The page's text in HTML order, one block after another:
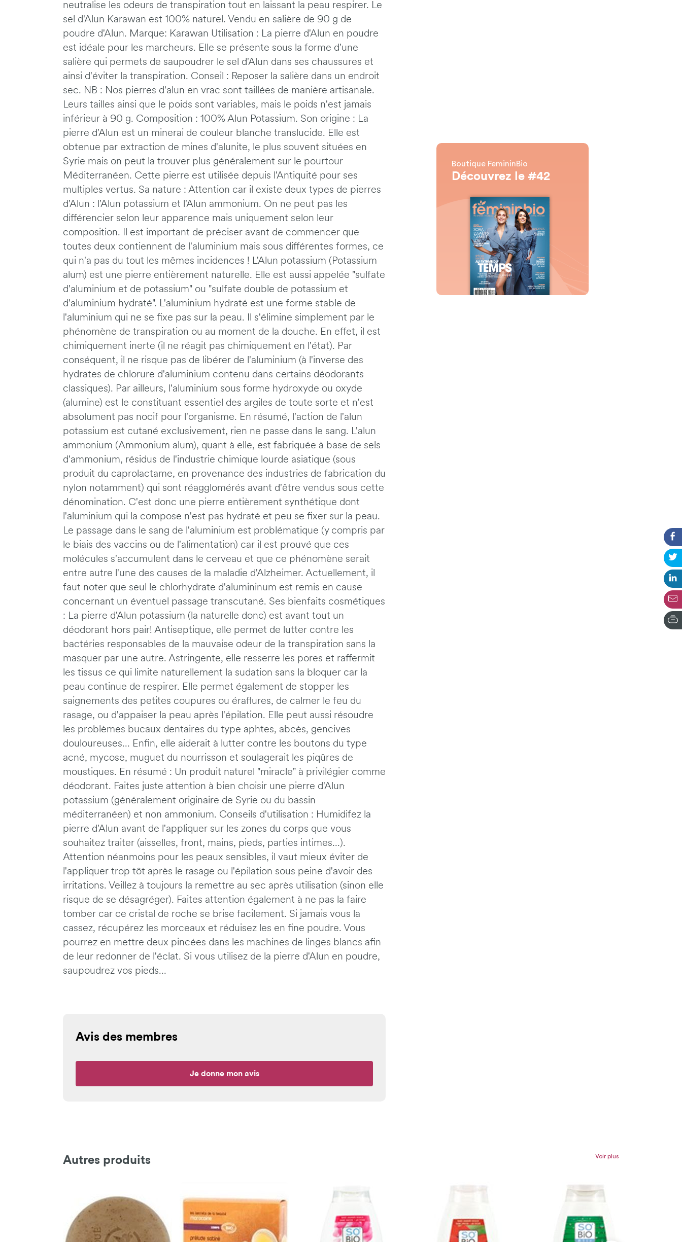
Boutique FemininBio
Découvrez le #42
neutralise les odeurs de transpiration tout en laissant la peau respirer. Le
sel d'Alun Karawan est 100% naturel. Vendu en salière de 90 g de
poudre d'Alun. Marque: Karawan Utilisation : La pierre d'Alun en poudre
est idéale pour les marcheurs. Elle se présente sous la forme d'une
salière qui permets de saupoudrer le sel d'Alun dans ses chaussures et
ainsi d'éviter la transpiration. Conseil : Reposer la salière dans un endroit
sec. NB : Nos pierres d'alun en vrac sont taillées de manière artisanale.
Leurs tailles ainsi que le poids sont variables, mais le poids n'est jamais
inférieur à 90 g. Composition : 100% Alun Potassium. Son origine : La
pierre d'Alun est un minerai de couleur blanche translucide. Elle est
obtenue par extraction de mines d'alunite, le plus souvent situées en
Syrie mais on peut la trouver plus généralement sur le pourtour
Méditerranéen. Cette pierre est utilisée depuis l'Antiquité pour ses
multiples vertus. Sa nature : Attention car il existe deux types de pierres
d'Alun : l'Alun potassium et l'Alun ammonium. On ne peut pas les
différencier selon leur apparence mais uniquement selon leur
composition. Il est important de préciser avant de commencer que
toutes deux contiennent de l'aluminium mais sous différentes formes, ce
qui n'a pas du tout les mêmes incidences ! L'Alun potassium (Potassium
alum) est une pierre entièrement naturelle. Elle est aussi appelée "sulfate
d'aluminium et de potassium" ou "sulfate double de potassium et
d'aluminium hydraté". L'aluminium hydraté est une forme stable de
l'aluminium qui ne se fixe pas sur la peau. Il s'élimine simplement par le
phénomène de transpiration ou au moment de la douche. En effet, il est
chimiquement inerte (il ne réagit pas chimiquement en l'état). Par
conséquent, il ne risque pas de libérer de l'aluminium (à l'inverse des
hydrates de chlorure d'aluminium contenu dans certains déodorants
classiques). Par ailleurs, l'aluminium sous forme hydroxyde ou oxyde
(alumine) est le constituant essentiel des argiles de toute sorte et n'est
absolument pas nocif pour l'organisme. En résumé, l'action de l'alun
potassium est cutané exclusivement, rien ne passe dans le sang. L'alun
ammonium (Ammonium alum), quant à elle, est fabriquée à base de sels
d'ammonium, résidus de l'industrie chimique lourde asiatique (sous
produit du caprolactame, en provenance des industries de fabrication du
nylon notamment) qui sont réagglomérés avant d'être vendus sous cette
dénomination. C'est donc une pierre entièrement synthétique dont
l'aluminium qui la compose n'est pas hydraté et peu se fixer sur la peau.
Le passage dans le sang de l'aluminium est problématique (y compris par
le biais des vaccins ou de l'alimentation) car il est prouvé que ces
molécules s'accumulent dans le cerveau et que ce phénomène serait
entre autre l'une des causes de la maladie d'Alzheimer. Actuellement, il
faut noter que seul le chlorhydrate d'alumininum est remis en cause
concernant un éventuel passage transcutané. Ses bienfaits cosmétiques
: La pierre d'Alun potassium (la naturelle donc) est avant tout un
déodorant hors pair! Antiseptique, elle permet de lutter contre les
bactéries responsables de la mauvaise odeur de la transpiration sans la
masquer par une autre. Astringente, elle resserre les pores et raffermit
les tissus ce qui limite naturellement la sudation sans la bloquer car la
peau continue de respirer. Elle permet également de stopper les
saignements des petites coupures ou éraflures, de calmer le feu du
rasage, ou d'appaiser la peau après l'épilation. Elle peut aussi résoudre
les problèmes bucaux dentaires du type aphtes, abcès, gencives
douloureuses... Enfin, elle aiderait à lutter contre les boutons du type
acné, mycose, muguet du nourrisson et soulagerait les piqûres de
moustiques. En résumé : Un produit naturel "miracle" à privilégier comme
déodorant. Faites juste attention à bien choisir une pierre d'Alun
potassium (généralement originaire de Syrie ou du bassin
méditerranéen) et non ammonium. Conseils d'utilisation : Humidifez la
pierre d'Alun avant de l'appliquer sur les zones du corps que vous
souhaitez traiter (aisselles, front, mains, pieds, parties intimes...).
Attention néanmoins pour les peaux sensibles, il vaut mieux éviter de
l'appliquer trop tôt après le rasage ou l'épilation sous peine d'avoir des
irritations. Veillez à toujours la remettre au sec après utilisation (sinon elle
risque de se désagréger). Faites attention également à ne pas la faire
tomber car ce cristal de roche se brise facilement. Si jamais vous la
cassez, récupérez les morceaux et réduisez les en fine poudre. Vous
pourrez en mettre deux pincées dans les machines de linges blancs afin
de leur redonner de l'éclat. Si vous utilisez de la pierre d'Alun en poudre,
saupoudrez vos pieds...
Avis des membres
Je donne mon avis
Autres produits Voir plus